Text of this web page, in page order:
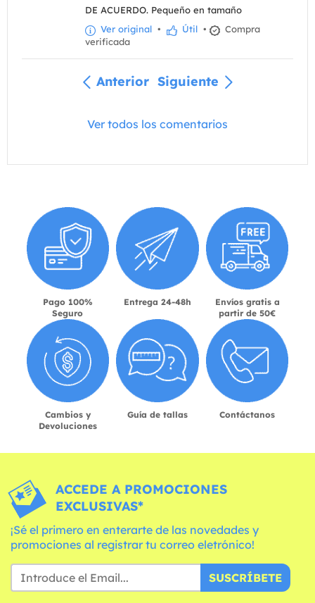
DE ACUERDO. Pequeño en tamaño
Ver original • Útil •
Compra
verificada
Anterior Siguiente
Ver todos los comentarios
Pago 100%
Seguro
Entrega 24-48h
Envíos gratis a
partir de 50€
Cambios y
Devoluciones
Guía de tallas Contáctanos
ACCEDE A PROMOCIONES
EXCLUSIVAS*
¡Sé el primero en enterarte de las novedades y
promociones al registrar tu correo eletrónico!
SUSCRÍBETE